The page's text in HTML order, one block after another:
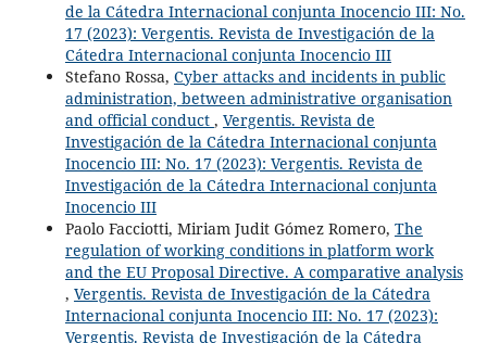
de la Cátedra Internacional conjunta Inocencio III: No.
17 (2023): Vergentis. Revista de Investigación de la
Cátedra Internacional conjunta Inocencio III
Stefano Rossa, Cyber attacks and incidents in public
administration, between administrative organisation
and official conduct , Vergentis. Revista de
Investigación de la Cátedra Internacional conjunta
Inocencio III: No. 17 (2023): Vergentis. Revista de
Investigación de la Cátedra Internacional conjunta
Inocencio III
Paolo Facciotti, Miriam Judit Gómez Romero, The
regulation of working conditions in platform work
and the EU Proposal Directive. A comparative analysis
, Vergentis. Revista de Investigación de la Cátedra
Internacional conjunta Inocencio III: No. 17 (2023):
Vergentis. Revista de Investigación de la Cátedra